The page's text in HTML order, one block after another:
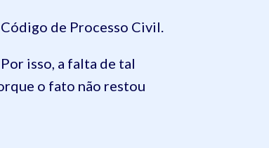
de Processo Civil.
isso, a falta de tal
o fato não restou